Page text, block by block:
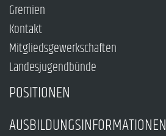
Gremien
Kontakt
Mitgliedsgewerkschaften
Landesjugendbünde
POSITIONEN
AUSBILDUNGSINFORMATIONEN